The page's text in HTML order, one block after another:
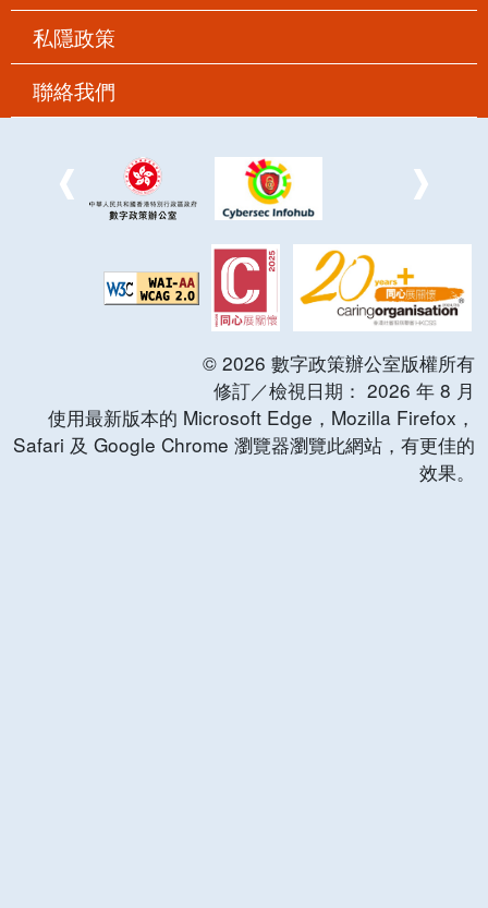
私隱政策
聯絡我們
© 2026 數字政策辦公室版權所有
修訂／檢視日期： 2026 年 8 月
使用最新版本的 Microsoft Edge，Mozilla Firefox，
Safari 及 Google Chrome 瀏覽器瀏覽此網站，有更佳的
效果。